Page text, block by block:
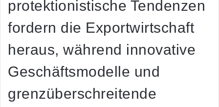
protektionistische Tendenzen
fordern die Exportwirtschaft
heraus, während innovative
Geschäftsmodelle und
grenzüberschreitende